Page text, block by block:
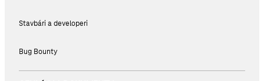
Stavbári a developeri
Bug Bounty